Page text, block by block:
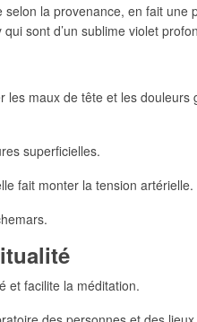
la provenance, en fait
sont d’un sublime violet
maux de tête et les
superficielles.
fait monter la tension
et facilite la méditation.